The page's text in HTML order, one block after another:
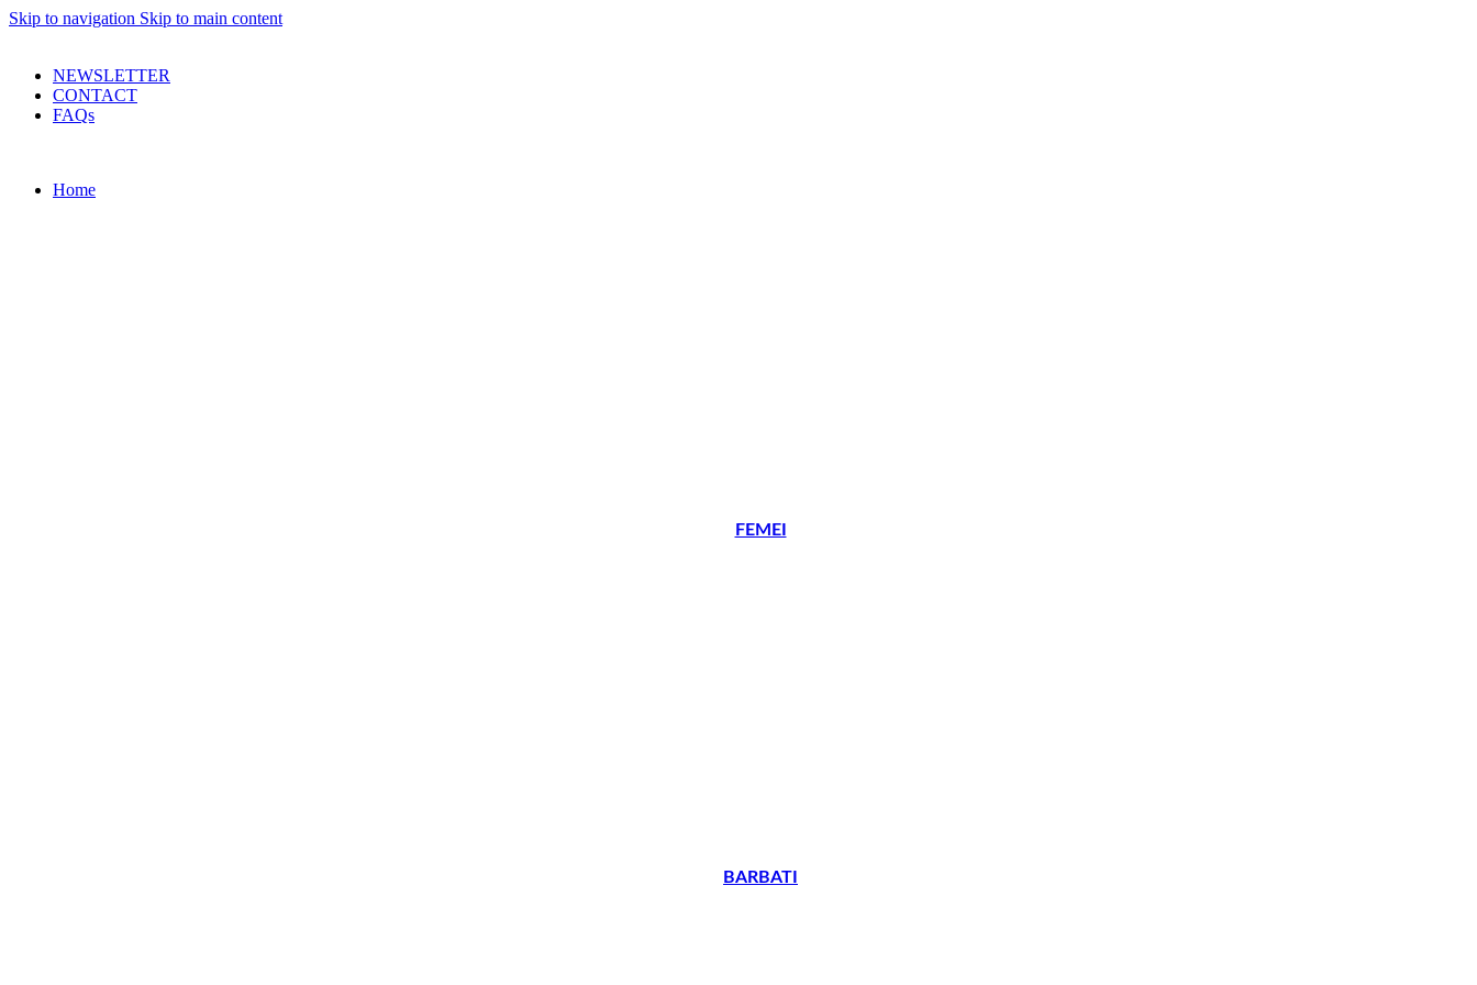
Skip to navigation Skip to main content
NEWSLETTER
CONTACT
FAQs
Home
FEMEI
BARBATI